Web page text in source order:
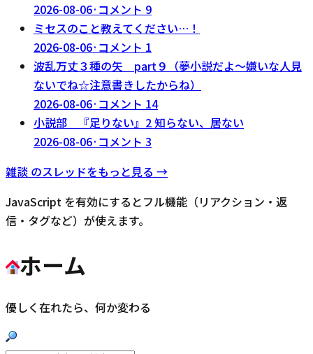
2026-08-06· コメント 9
ミセスのこと教えてください…！
2026-08-06· コメント 1
波乱万丈３種の矢 part９（夢小説だよ～嫌いな人見
ないでね☆注意書きしたからね）
2026-08-06· コメント 14
小説部 『足りない』2 知らない、居ない
2026-08-06· コメント 3
雑談 のスレッドをもっと見る →
JavaScript を有効にするとフル機能（リアクション・返
信・タグなど）が使えます。
ホーム
優しく在れたら、何か変わる